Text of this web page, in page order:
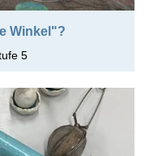
Winkel"?
5